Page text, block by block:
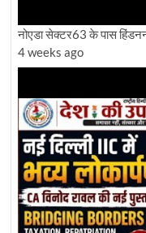
नोएडा सेक्टर63 के पास
4 weeks ago